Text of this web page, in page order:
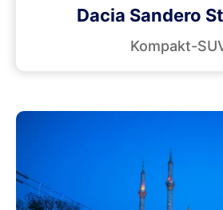
Dacia Sandero
Kompakt-